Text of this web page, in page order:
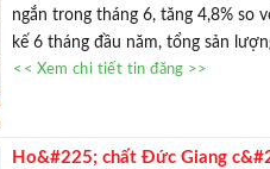
ngắn trong tháng 6, tăng 4,8% so
kế 6 tháng đầu năm, tổng sản
<< Xem chi tiết tin đăng >>
Ho&#225; chất Đức Giang